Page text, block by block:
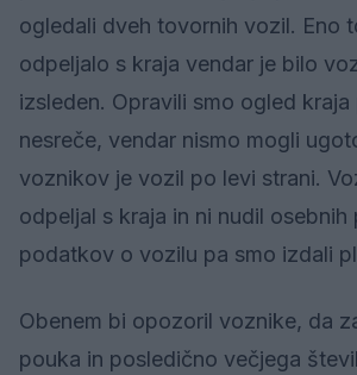
ogledali dveh tovornih vozil. Eno
odpeljalo s kraja vendar je bilo
izsleden. Opravili smo ogled kraja
nesreče, vendar nismo mogli
voznikov je vozil po levi strani.
odpeljal s kraja in ni nudil
podatkov o vozilu pa smo izdali
Obenem bi opozoril voznike, da
pouka in posledično večjega